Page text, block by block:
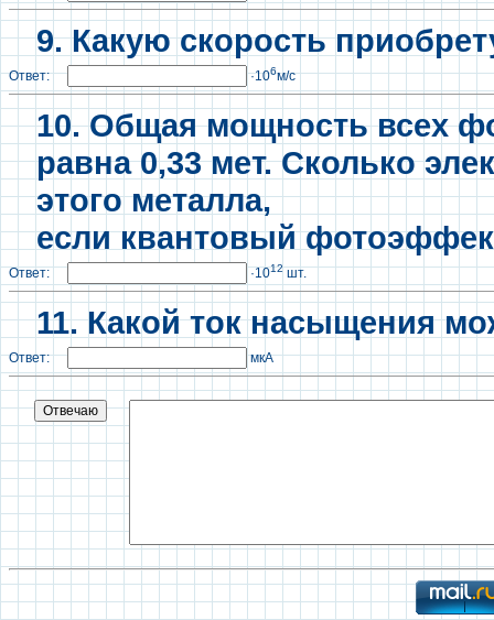
9. Какую скорость
Ответ: ·106м/с
10. Общая мощность всех
равна 0,33 мет. Сколько
этого металла,
если квантовый
Ответ: ·1012 шт.
11. Какой ток насыщения
Ответ: мкА